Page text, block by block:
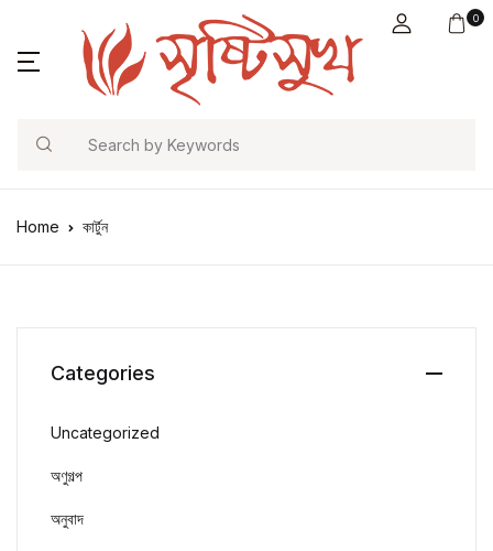
0
Search
Home কার্টুন
Categories
Uncategorized
অণুগল্প
অনুবাদ